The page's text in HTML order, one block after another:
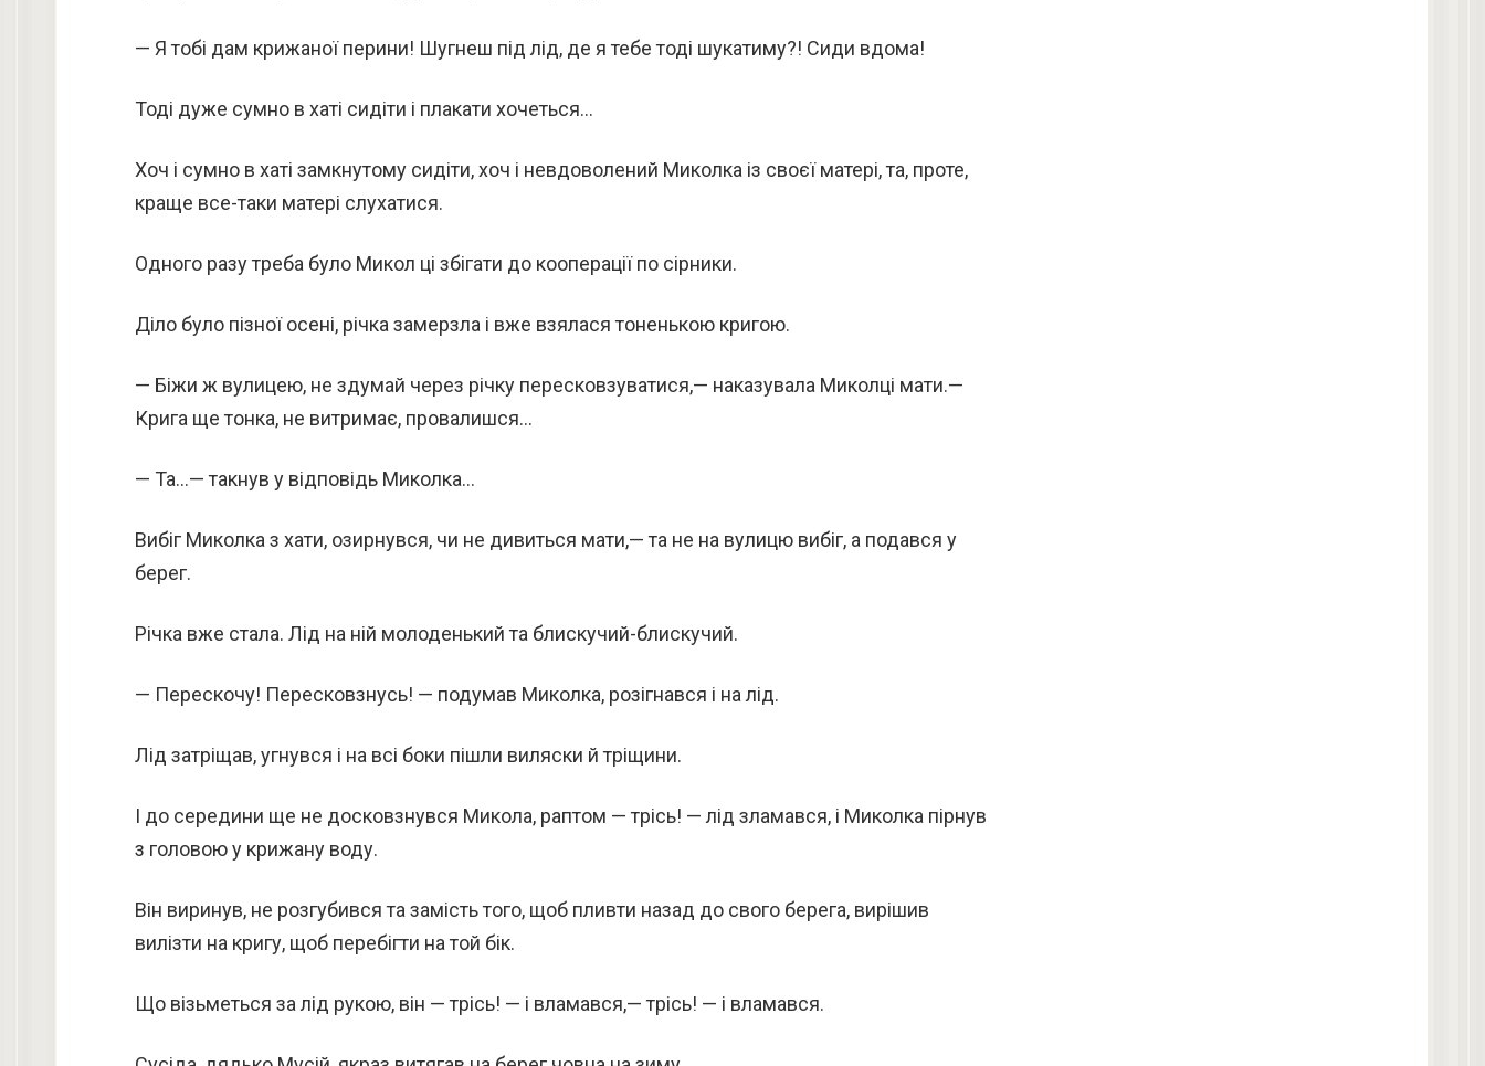
— Я тобі дам крижаної перини! Шугнеш під лід, де я тебе тоді шукатиму?! Сиди вдома!
Тоді дуже сумно в хаті сидіти і плакати хочеться…
Хоч і сумно в хаті замкнутому сидіти, хоч і невдоволений Миколка із своєї матері, та, проте,
краще все-таки матері слухатися.
Одного разу треба було Микол ці збігати до кооперації по сірники.
Діло було пізної осені, річка замерзла і вже взялася тоненькою кригою.
— Біжи ж вулицею, не здумай через річку пересковзуватися,— наказувала Миколці мати.—
Крига ще тонка, не витримає, провалишся…
— Та…— такнув у відповідь Миколка…
Вибіг Миколка з хати, озирнувся, чи не дивиться мати,— та не на вулицю вибіг, а подався у
берег.
Річка вже стала. Лід на ній молоденький та блискучий-блискучий.
— Перескочу! Пересковзнусь! — подумав Миколка, розігнався і на лід.
Лід затріщав, угнувся і на всі боки пішли виляски й тріщини.
І до середини ще не досковзнувся Микола, раптом — трісь! — лід зламався, і Миколка пірнув
з головою у крижану воду.
Він виринув, не розгубився та замість того, щоб пливти назад до свого берега, вирішив
вилізти на кригу, щоб перебігти на той бік.
Що візьметься за лід рукою, він — трісь! — і вламався,— трісь! — і вламався.